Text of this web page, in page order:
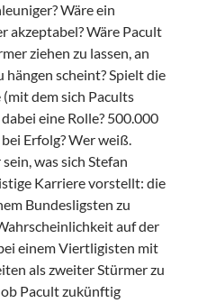
Wäre ein
akzeptabel? Wäre Pacult
ziehen zu lassen, an
hängen scheint? Spielt die
dem sich Pacults
eine Rolle? 500.000
Erfolg? Wer weiß.
was sich Stefan
Karriere vorstellt: die
Bundesligsten zu
auf der
einem Viertligisten mit
als zweiter Stürmer zu
Pacult zukünftig